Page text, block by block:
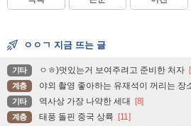
ㅇㅇㄱ 지금 뜨는 글
기타 ㅇㅎ)멋있는거 보여주려고 준비한 처자
계층 야외 촬영 좋아하는 유재석이 꺼리는 장
기타 역사상 가장 나약한 세대 [8]
계층 태풍 돌핀 중국 상륙 [11]